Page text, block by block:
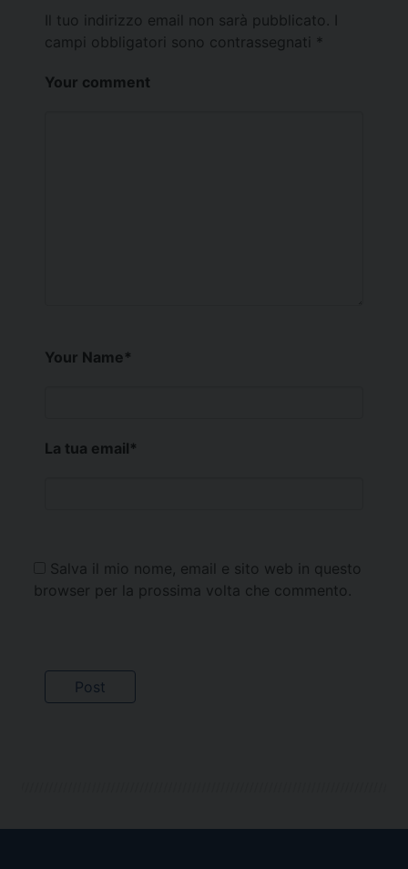
Il tuo indirizzo email non sarà pubblicato.
campi obbligatori sono contrassegnati *
Your comment
Your Name*
La tua email*
Salva il mio nome, email e sito web in questo
browser per la prossima volta che commento.